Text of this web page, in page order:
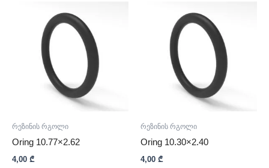
რეზინის რგოლი
Oring 10.77×2.62
4,00 ₾
რეზინის რგოლი
Oring 10.30×2.40
4,00 ₾